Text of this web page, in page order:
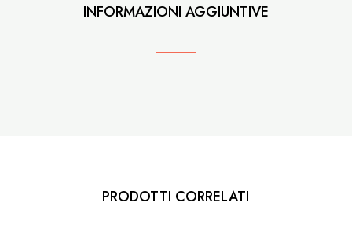
INFORMAZIONI AGGIUNTIVE
PRODOTTI CORRELATI